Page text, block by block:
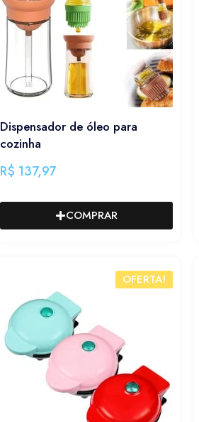
Dispensador de óleo para
cozinha
R$ 137,97
COMPRAR
OFERTA!